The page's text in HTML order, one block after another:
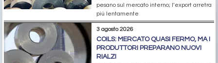
pesano sul mercato interno; l’export arretra
più lentamente
3 agosto 2026
COILS: MERCATO QUASI FERMO, MA I
PRODUTTORI PREPARANO NUOVI
RIALZI